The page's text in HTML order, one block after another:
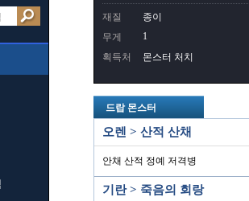
재질
종이
무게
1
획득처
몬스터 처치
드랍 몬스터
오렌 > 산적 산채
안채 산적 정예 저격병
기란 > 죽음의 회랑